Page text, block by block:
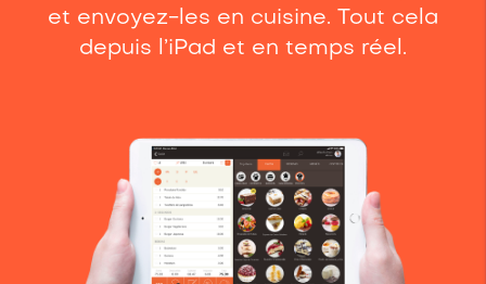
et envoyez-les en cuisine. Tout cela
depuis l’iPad et en temps réel.